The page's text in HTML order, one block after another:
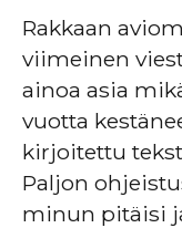
Rakkaan
viimeinen
ainoa asia
vuotta
kirjoitettu
Paljon
minun pitäisi